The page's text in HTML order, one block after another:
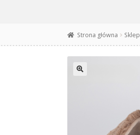
Strona główna Sklep